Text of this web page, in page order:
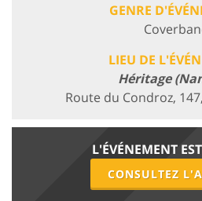
GENRE
LIEU DE
Héritage
Route du Condroz,
L'ÉVÉNEMENT
CONSULTEZ